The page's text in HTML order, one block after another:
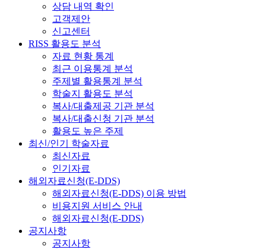
상담 내역 확인
고객제안
신고센터
RISS 활용도 분석
자료 현황 통계
최근 이용통계 분석
주제별 활용통계 분석
학술지 활용도 분석
복사/대출제공 기관 분석
복사/대출신청 기관 분석
활용도 높은 주제
최신/인기 학술자료
최신자료
인기자료
해외자료신청(E-DDS)
해외자료신청(E-DDS) 이용 방법
비용지원 서비스 안내
해외자료신청(E-DDS)
공지사항
공지사항